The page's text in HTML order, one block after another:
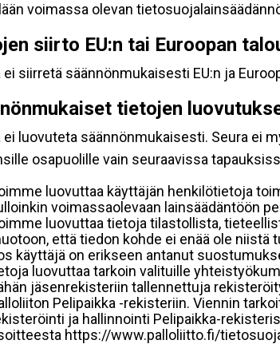
voimassa olevan
siirto EU:n tai Euroopan
siirretä säännönmukaisesti EU:n ja
tietojen
luovuteta säännönmukaisesti. Seura ei
osapuolille vain seuraavissa
luovuttaa käyttäjän henkilötietoja
voimassaolevaan lainsäädäntöön
luovuttaa tietoja tilastollista,
että tiedon kohde ei enää ole niistä
käyttäjä on erikseen antanut
luovuttaa tarkoin valituille
jäsenrekisteriin tallennettuja
Pelipaikka -rekisteriin. Viennin
ja hallinnointi Pelipaikka-
https://www.palloliitto.fi/